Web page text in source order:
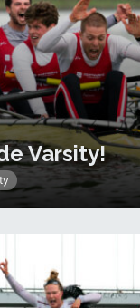
Varsity!